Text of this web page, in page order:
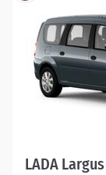
LADA Largus